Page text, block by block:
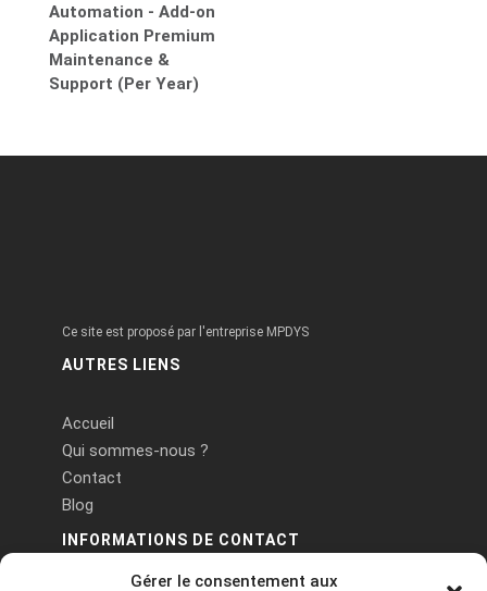
Gérer le consentement aux
Automation - Add-on
Application Premium
Maintenance &
Support (Per Year)
Ce site est proposé par l'entreprise MPDYS
AUTRES LIENS
Accueil
Qui sommes-nous ?
Contact
Blog
INFORMATIONS DE CONTACT